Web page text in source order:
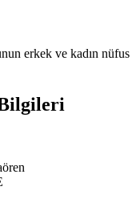
erkek ve kadın nüfus